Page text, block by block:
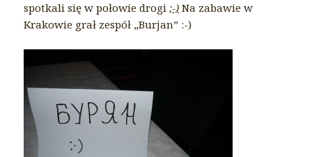
spotkali się w połowie drogi;-) Na zabawie w
Krakowie grał zespół „Burjan” :-)